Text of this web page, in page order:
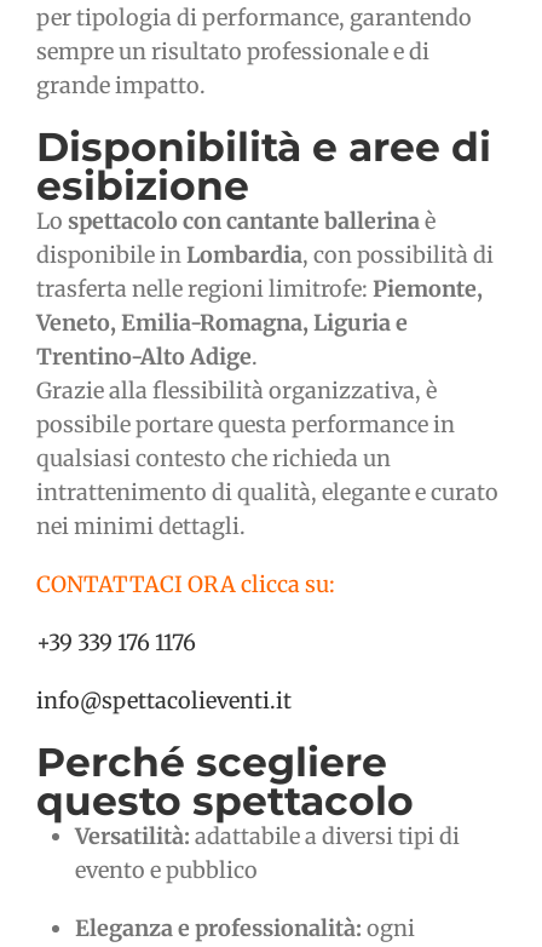
per tipologia di performance, garantendo
sempre un risultato professionale e di
grande impatto.
Disponibilità e aree di
esibizione
Lo spettacolo con cantante ballerinaè
disponibile inLombardia, con possibilità di
trasferta nelle regioni limitrofe: Piemonte,
Veneto, Emilia-Romagna, Liguria e
Trentino-Alto Adige.
Grazie alla flessibilità organizzativa, è
possibile portare questa performance in
qualsiasi contesto che richieda un
intrattenimento di qualità, elegante e curato
nei minimi dettagli.
CONTATTACI ORA clicca su:
+39 339 176 1176
info@spettacolieventi.it
Perché scegliere
questo spettacolo
Versatilità: adattabile a diversi tipi di
evento e pubblico
Eleganza e professionalità: ogni